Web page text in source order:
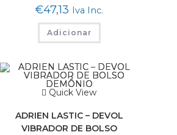
€47,13 Iva Inc.
Adicionar
Quick View
ADRIEN LASTIC – DEVOL
VIBRADOR DE BOLSO